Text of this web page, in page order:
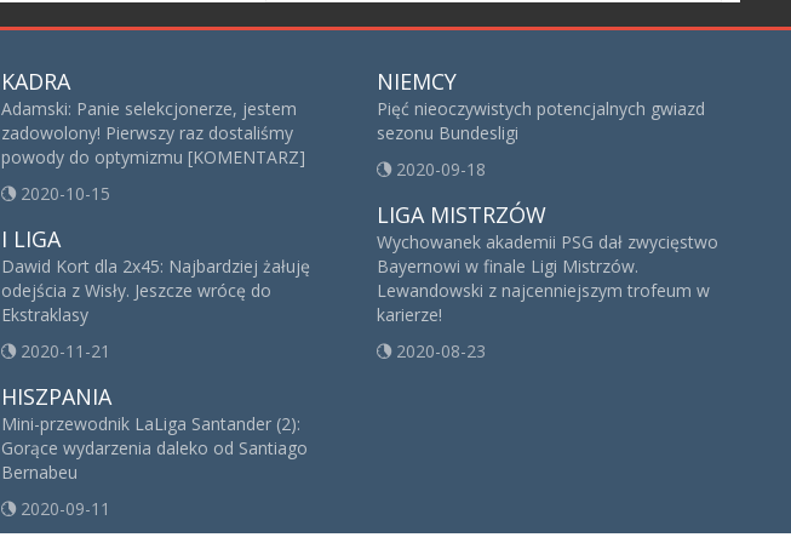
KADRA
Adamski: Panie selekcjonerze, jestem
zadowolony! Pierwszy raz dostaliśmy
powody do optymizmu [KOMENTARZ]
2020-10-15
I LIGA
Dawid Kort dla 2x45: Najbardziej żałuję
odejścia z Wisły. Jeszcze wrócę do
Ekstraklasy
2020-11-21
HISZPANIA
Mini-przewodnik LaLiga Santander (2):
Gorące wydarzenia daleko od Santiago
Bernabeu
2020-09-11
NIEMCY
Pięć nieoczywistych potencjalnych gwiazd
sezonu Bundesligi
2020-09-18
LIGA MISTRZÓW
Wychowanek akademii PSG dał zwycięstwo
Bayernowi w finale Ligi Mistrzów.
Lewandowski z najcenniejszym trofeum w
karierze!
2020-08-23